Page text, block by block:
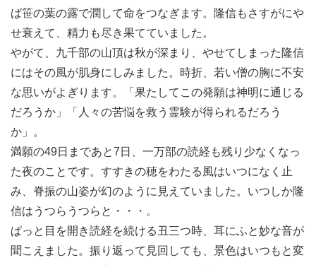
ば笹の葉の露で潤して命をつなぎます。隆信もさすがにや
せ衰えて、精力も尽き果てていました。
やがて、九千部の山頂は秋が深まり、やせてしまった隆信
にはその風が肌身にしみました。時折、若い僧の胸に不安
な思いがよぎります。「果たしてこの発願は神明に通じる
だろうか」「人々の苦悩を救う霊験が得られるだろう
か」。
満願の49日まであと7日、一万部の読経も残り少なくなっ
た夜のことです。すすきの穂をわたる風はいつになく止
み、脊振の山姿が幻のように見えていました。いつしか隆
信はうつらうつらと・・・。
ぱっと目を開き読経を続ける丑三つ時、耳にふと妙な音が
聞こえました。振り返って見回しても、景色はいつもと変